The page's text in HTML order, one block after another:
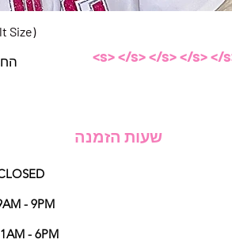
Size)
שעות הזמנה
- 9PM
- 6PM